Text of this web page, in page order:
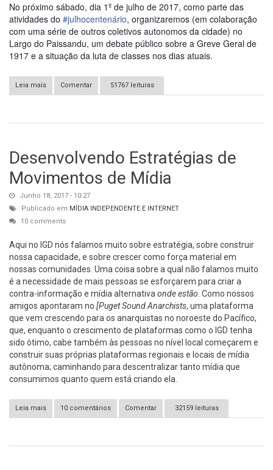
No próximo sábado, dia 1º de julho de 2017, como parte das
atividades do #julhocentenário, organizaremos (em colaboração
com uma série de outros coletivos autonomos da cidade) no
Largo do Paissandu, um debate público sobre a Greve Geral de
1917 e a situação da luta de classes nos dias atuais.
Leia mais sobre Debate público: Greve Geral, 100 anos - #julhocentenário
Comentar 51767 leituras
Desenvolvendo Estratégias de
Movimentos de Mídia
Junho 18, 2017 - 10:27
Publicado em: MÍDIA INDEPENDENTE E INTERNET
10 comments
Aqui no IGD nós falamos muito sobre estratégia, sobre construir
nossa capacidade, e sobre crescer como força material em
nossas comunidades. Uma coisa sobre a qual não falamos muito
é a necessidade de mais pessoas se esforçarem para criar a
contra-informação e mídia alternativaonde estão. Como nossos
amigos apontaram no [Puget Sound Anarchists, uma plataforma
que vem crescendo para os anarquistas no noroeste do Pacífico,
que, enquanto o crescimento de plataformas como o IGD tenha
sido ótimo, cabe também às pessoas no nível local começarem e
construir suas próprias plataformas regionais e locais de mídia
autônoma; caminhando para descentralizar tanto mídia que
consumimos quanto quem está criando ela.
Leia mais sobre Desenvolvendo Estratégias de Movimentos de Mídia
10 comentários Comentar 32159 leituras